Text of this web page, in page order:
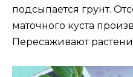
подсыпается грунт.
маточного куста
Пересаживают